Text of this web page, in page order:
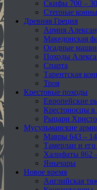
Скифы 700 –
Степные
Древняя Греция
Армия
Македонская
Осадные
Походы
Спарта
Тарентская
Троя
Крестовые походы
Европейские
Крестоносцы
Рыцари
Мусульманские
Мавры 643 –
Тамерлан и
Халифаты 862
Янычары
Новое время
Английская